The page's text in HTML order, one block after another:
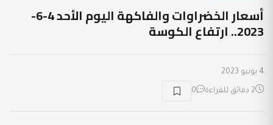
أسعار الخضراوات والفاكهة اليوم الأحد 4-6-
2023.. ارتفاع الكوسة
4 يونيو 2023
2 دقائق للقراءة 0